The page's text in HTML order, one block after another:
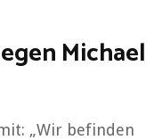
Michael
„Wir befinden